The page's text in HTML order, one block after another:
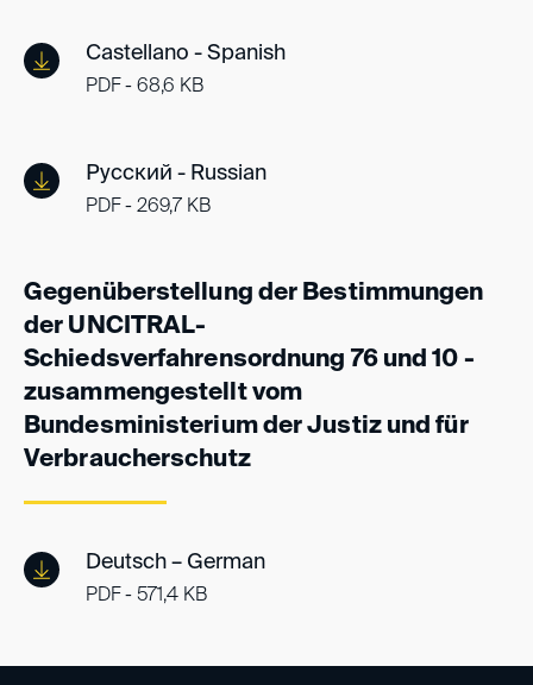
Castellano - Spanish
PDF - 68,6 KB
Русский - Russian
PDF - 269,7 KB
Gegenüberstellung der Bestimmungen
der UNCITRAL-
Schiedsverfahrensordnung 76 und 10 -
zusammengestellt vom
Bundesministerium der Justiz und für
Verbraucherschutz
Deutsch – German
PDF - 571,4 KB